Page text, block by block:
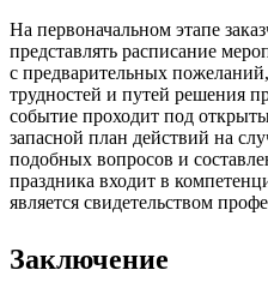
На первоначальном этапе
представлять расписание
с предварительных
трудностей и путей решения
событие проходит под
запасной план действий на
подобных вопросов и
праздника входит в
является свидетельством
Заключение